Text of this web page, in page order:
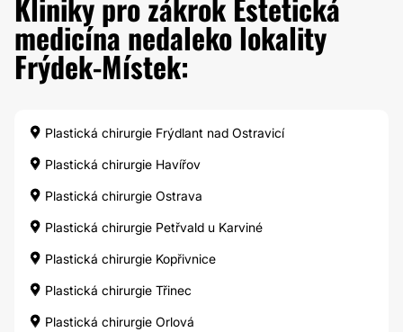
Kliniky pro zákrok Estetická
medicína nedaleko lokality
Frýdek-Místek:
Plastická chirurgie Frýdlant nad Ostravicí
Plastická chirurgie Havířov
Plastická chirurgie Ostrava
Plastická chirurgie Petřvald u Karviné
Plastická chirurgie Kopřivnice
Plastická chirurgie Třinec
Plastická chirurgie Orlová